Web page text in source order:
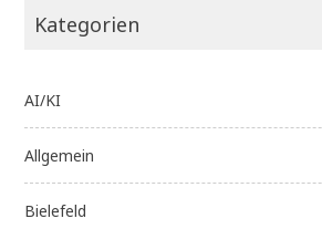
Kategorien
AI/KI
Allgemein
Bielefeld